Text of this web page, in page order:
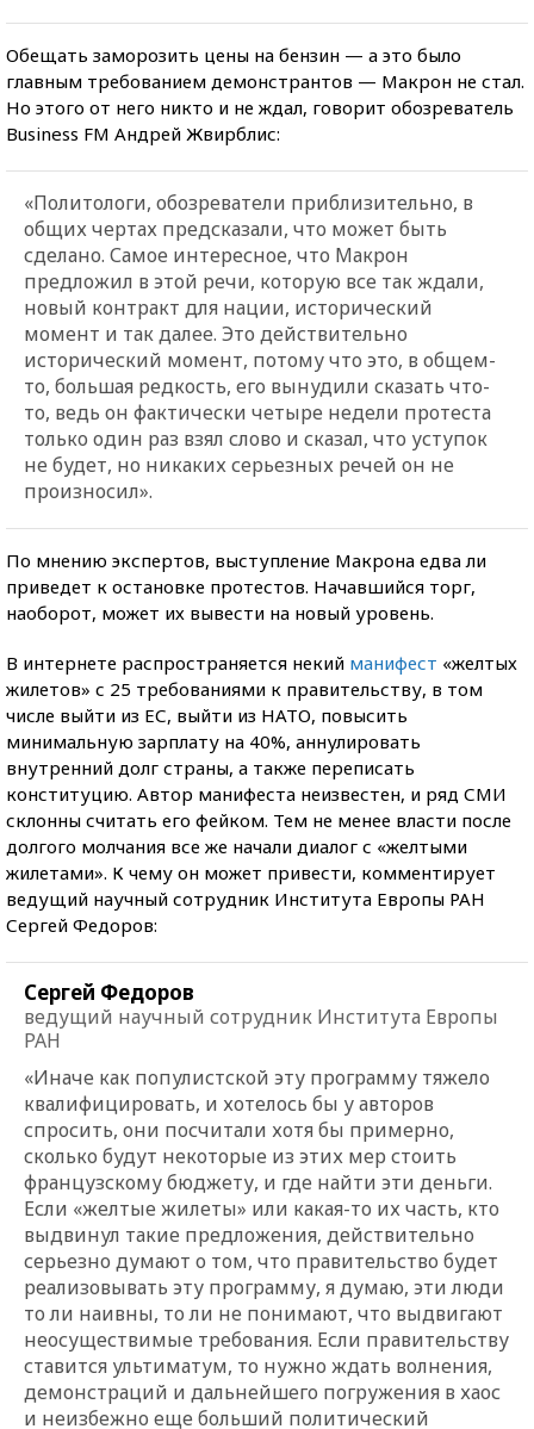
Обещать заморозить цены на бензин — а это было
главным требованием демонстрантов — Макрон не стал.
Но этого от него никто и не ждал, говорит обозреватель
Business FM Андрей Жвирблис:
«Политологи, обозреватели приблизительно, в
общих чертах предсказали, что может быть
сделано. Самое интересное, что Макрон
предложил в этой речи, которую все так ждали,
новый контракт для нации, исторический
момент и так далее. Это действительно
исторический момент, потому что это, в общем-
то, большая редкость, его вынудили сказать что-
то, ведь он фактически четыре недели протеста
только один раз взял слово и сказал, что уступок
не будет, но никаких серьезных речей он не
произносил».
По мнению экспертов, выступление Макрона едва ли
приведет к остановке протестов. Начавшийся торг,
наоборот, может их вывести на новый уровень.
В интернете распространяется некий манифест «желтых
жилетов» с 25 требованиями к правительству, в том
числе выйти из ЕС, выйти из НАТО, повысить
минимальную зарплату на 40%, аннулировать
внутренний долг страны, а также переписать
конституцию. Автор манифеста неизвестен, и ряд СМИ
склонны считать его фейком. Тем не менее власти после
долгого молчания все же начали диалог с «желтыми
жилетами». К чему он может привести, комментирует
ведущий научный сотрудник Института Европы РАН
Сергей Федоров:
Сергей Федоров
ведущий научный сотрудник Института Европы
РАН
«Иначе как популистской эту программу тяжело
квалифицировать, и хотелось бы у авторов
спросить, они посчитали хотя бы примерно,
сколько будут некоторые из этих мер стоить
французскому бюджету, и где найти эти деньги.
Если «желтые жилеты» или какая-то их часть, кто
выдвинул такие предложения, действительно
серьезно думают о том, что правительство будет
реализовывать эту программу, я думаю, эти люди
то ли наивны, то ли не понимают, что выдвигают
неосуществимые требования. Если правительству
ставится ультиматум, то нужно ждать волнения,
демонстраций и дальнейшего погружения в хаос
и неизбежно еще больший политический